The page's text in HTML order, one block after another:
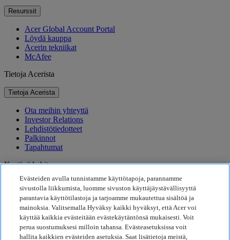
Resurssit
Acer Global Account Portal
Löydä kauppa
Acerin tekniikat
McAfee
Tietoja Acerista
Tietoja Acerista
Ota meihin yhteyttä
Investor Relations
Lehdistötiedotteet
Palkinnot
Tapahtumat
Kestävä kehitys
Kestävä kehitys
Yhteiskuntavastuu
Tuotteen hiilijalanjälki
Project Humanity
Earthion
Evästeiden avulla tunnistamme käyttötapoja, parannamme
sivustolla liikkumista, luomme sivuston käyttäjäystävällisyyttä
parantavia käyttötilastoja ja tarjoamme mukautettua sisältöä ja
mainoksia. Valitsemalla Hyväksy kaikki hyväksyt, että Acer voi
käyttää kaikkia evästeitään evästekäytäntönsä mukaisesti. Voit
perua suostumuksesi milloin tahansa. Evästeasetuksissa voit
hallita kaikkien evästeiden asetuksia. Saat lisätietoja meistä,